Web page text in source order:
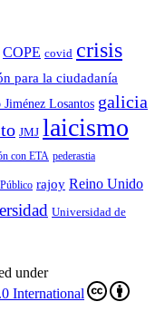
COPE covid crisis
para la ciudadaní­a
Jiménez Losantos galicia
JMJ laicismo
con ETA pederastia
Público rajoy Reino Unido
Universidad de
under
International